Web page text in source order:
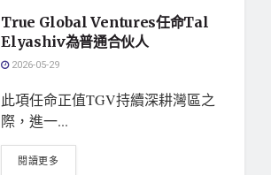
True Global Ventures任命Tal
Elyashiv為普通合伙人
2026-05-29
此項任命正值TGV持續深耕灣區之
際，進一...
閱讀更多